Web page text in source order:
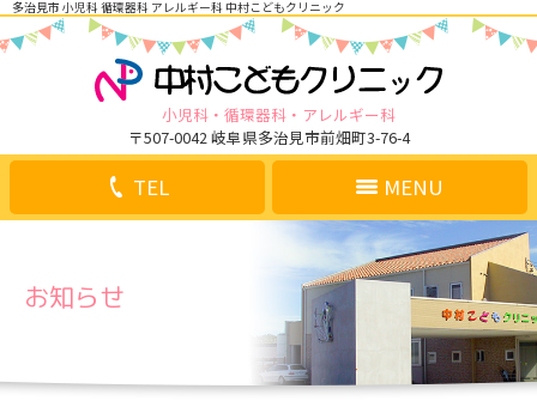
多治見市 小児科 循環器科 アレルギー科 中村こどもクリニック
小児科 循環器科
アレルギー科
〒507-0042 岐阜県多治見市前畑町3-76-4
お知らせ
MENU
TEL